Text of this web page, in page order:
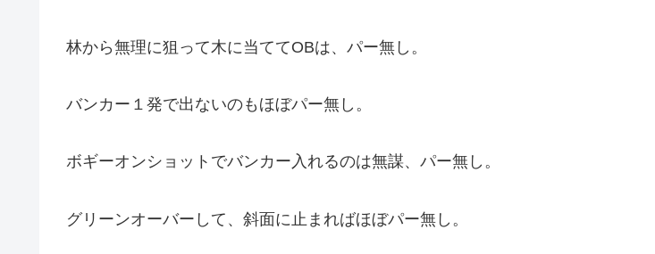
林から無理に狙って木に当ててOBは、パー無し。
バンカー１発で出ないのもほぼパー無し。
ボギーオンショットでバンカー入れるのは無謀、パー無し。
グリーンオーバーして、斜面に止まればほぼパー無し。